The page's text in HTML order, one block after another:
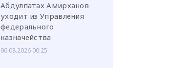
Абдулпатах Амирханов
уходит из Управления
федерального
казначейства
06.08.2026 00:25